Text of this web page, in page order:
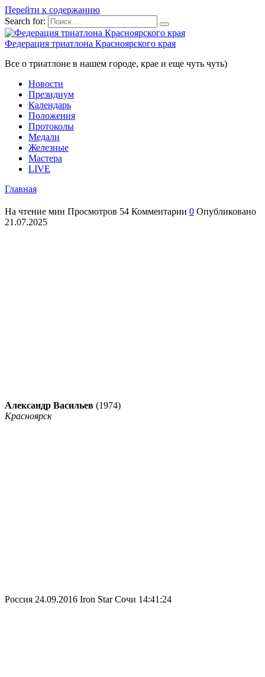
Перейти к содержанию
Search for:
Федерация триатлона Красноярского края
Все о триатлоне в нашем городе, крае и еще чуть чуть)
Новости
Президиум
Календарь
Положения
Протоколы
Медали
Железные
Мастера
LIVE
Главная
На чтение мин Просмотров 54 Комментарии 0 Опубликовано
21.07.2025
Александр Васильев (1974)
Красноярск
Россия 24.09.2016 Iron Star Сочи 14:41:24